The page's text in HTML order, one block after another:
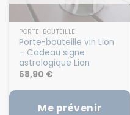
PORTE-BOUTEILLE
Porte-bouteille vin Lion
– Cadeau signe
astrologique Lion
58,90 €
Me prévenir